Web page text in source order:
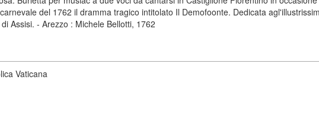
del 1762 il dramma tragico intitolato Il Demofoonte. Dedicata
Assisi. - Arezzo : Michele Bellotti, 1762
Vaticana